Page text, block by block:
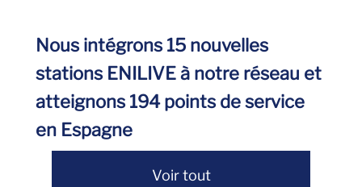
Nous intégrons 15 nouvelles
stations ENILIVE à notre réseau et
atteignons 194 points de service
en Espagne
Voir tout